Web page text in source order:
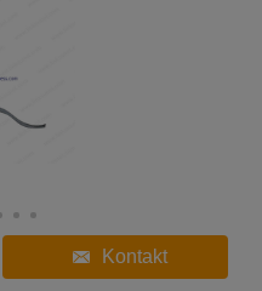
Kontakt